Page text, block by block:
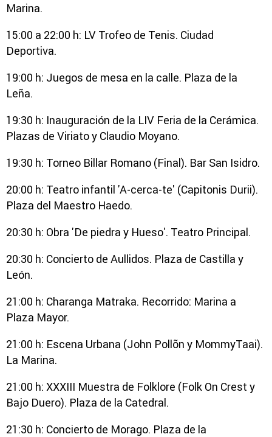
Marina.
15:00 a 22:00 h: LV Trofeo de Tenis. Ciudad
Deportiva.
19:00 h: Juegos de mesa en la calle. Plaza de la
Leña.
19:30 h: Inauguración de la LIV Feria de la Cerámica.
Plazas de Viriato y Claudio Moyano.
19:30 h: Torneo Billar Romano (Final). Bar San Isidro.
20:00 h: Teatro infantil 'A-cerca-te' (Capitonis Durii).
Plaza del Maestro Haedo.
20:30 h: Obra 'De piedra y Hueso'. Teatro Principal.
20:30 h: Concierto de Aullidos. Plaza de Castilla y
León.
21:00 h: Charanga Matraka. Recorrido: Marina a
Plaza Mayor.
21:00 h: Escena Urbana (John Pollõn y MommyTaai).
La Marina.
21:00 h: XXXIII Muestra de Folklore (Folk On Crest y
Bajo Duero). Plaza de la Catedral.
21:30 h: Concierto de Morago. Plaza de la